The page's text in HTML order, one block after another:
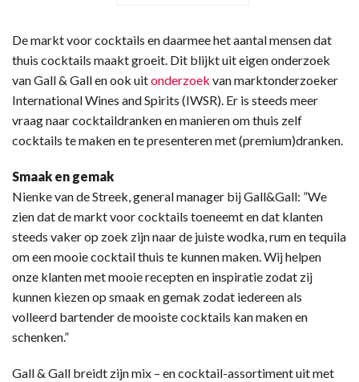
De markt voor cocktails en daarmee het aantal mensen dat
thuis cocktails maakt groeit. Dit blijkt uit eigen onderzoek
van Gall & Gall en ook uitonderzoek van marktonderzoeker
International Wines and Spirits (IWSR). Er is steeds meer
vraag naar cocktaildranken en manieren om thuis zelf
cocktails te maken en te presenteren met (premium)dranken.
Smaak en gemak
Nienke van de Streek, general manager bij Gall&Gall: ”We
zien dat de markt voor cocktails toeneemt en dat klanten
steeds vaker op zoek zijn naar de juiste wodka, rum en tequila
om een mooie cocktail thuis te kunnen maken. Wij helpen
onze klanten met mooie recepten en inspiratie zodat zij
kunnen kiezen op smaak en gemak zodat iedereen als
volleerd bartender de mooiste cocktails kan maken en
schenken.”
Gall & Gall breidt zijn mix – en cocktail-assortiment uit met